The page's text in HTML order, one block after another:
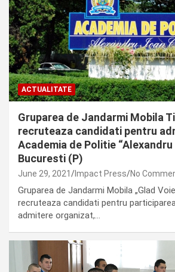
ACTUALITATE
Gruparea de Jandarmi Mobila
recruteaza candidati pentru
Academia de Politie “Alexandru
Bucuresti (P)
June 29, 2021 Impact Press No
Gruparea de Jandarmi Mobila „Glad
recruteaza candidati pentru
admitere organizat,…